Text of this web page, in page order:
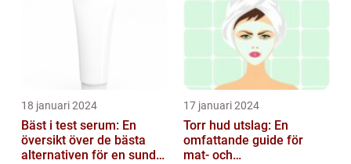
18 januari 2024
Bäst i test serum: En
översikt över de bästa
alternativen för en sund
17 januari 2024
Torr hud utslag: En
omfattande guide för
mat- och